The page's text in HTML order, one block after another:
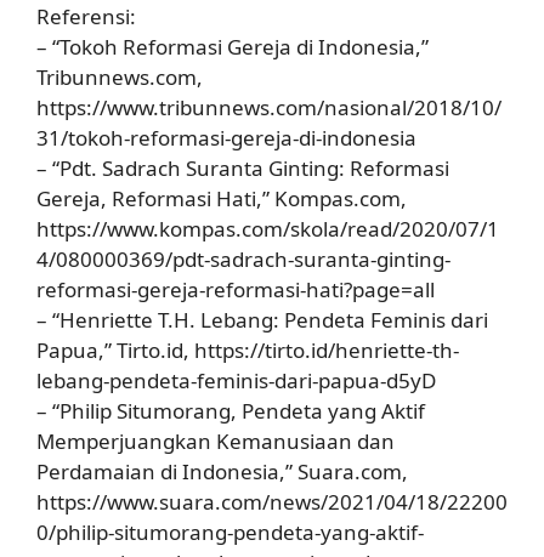
Referensi:
– “Tokoh Reformasi Gereja di Indonesia,”
Tribunnews.com,
https://www.tribunnews.com/nasional/2018/10/
31/tokoh-reformasi-gereja-di-indonesia
– “Pdt. Sadrach Suranta Ginting: Reformasi
Gereja, Reformasi Hati,” Kompas.com,
https://www.kompas.com/skola/read/2020/07/1
4/080000369/pdt-sadrach-suranta-ginting-
reformasi-gereja-reformasi-hati?page=all
– “Henriette T.H. Lebang: Pendeta Feminis dari
Papua,” Tirto.id, https://tirto.id/henriette-th-
lebang-pendeta-feminis-dari-papua-d5yD
– “Philip Situmorang, Pendeta yang Aktif
Memperjuangkan Kemanusiaan dan
Perdamaian di Indonesia,” Suara.com,
https://www.suara.com/news/2021/04/18/22200
0/philip-situmorang-pendeta-yang-aktif-